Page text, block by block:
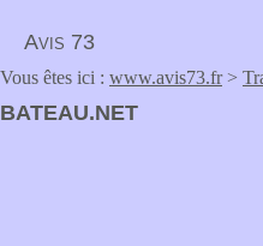
Avis 73
Vous êtes ici : www.avis73.fr>
BATEAU.NET